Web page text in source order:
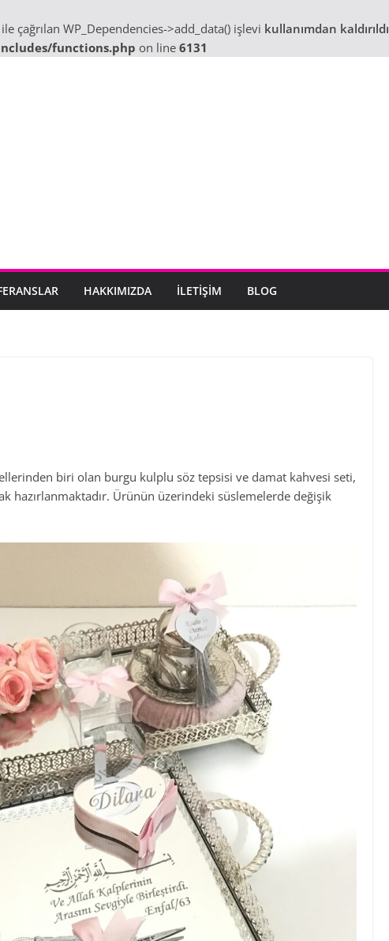
çağrılan WP_Dependencies->add_data() işlevi kullanımdan kaldırıldı
functions.php on line 6131
HAKKIMIZDA İLETIŞIM BLOG
biri olan burgu kulplu söz tepsisi ve damat kahvesi seti,
hazırlanmaktadır. Ürünün üzerindeki süslemelerde değişik